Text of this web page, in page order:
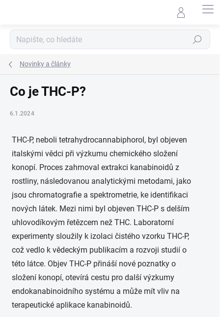
Hledat
Novinky a články
Co je THC-P?
6.1.2024
THC-P, neboli tetrahydrocannabiphorol, byl objeven
italskými vědci při výzkumu chemického složení
konopí. Proces zahrnoval extrakci kanabinoidů z
rostliny, následovanou analytickými metodami, jako
jsou chromatografie a spektrometrie, ke identifikaci
nových látek. Mezi nimi byl objeven THC-P s delším
uhlovodíkovým řetězcem než THC. Laboratorní
experimenty sloužily k izolaci čistého vzorku THC-P,
což vedlo k vědeckým publikacím a rozvoji studií o
této látce. Objev THC-P přináší nové poznatky o
složení konopí, otevírá cestu pro další výzkumy
endokanabinoidního systému a může mít vliv na
terapeutické aplikace kanabinoidů.